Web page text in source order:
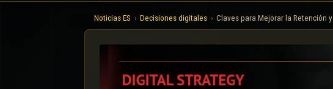
Noticias ES Decisiones digitales Claves para Mejorar la Retención